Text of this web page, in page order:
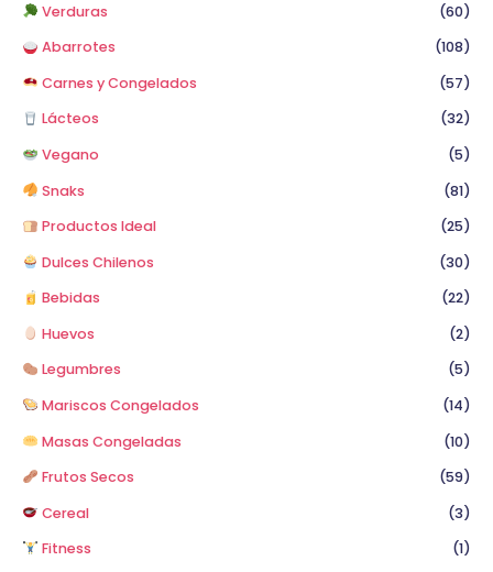
Verduras
(60)
Abarrotes
(108)
Carnes y Congelados
(57)
Lácteos
(32)
Vegano
(5)
Snaks
(81)
Productos Ideal
(25)
Dulces Chilenos
(30)
Bebidas
(22)
Huevos
(2)
Legumbres
(5)
Mariscos Congelados
(14)
Masas Congeladas
(10)
Frutos Secos
(59)
Cereal
(3)
Fitness
(1)